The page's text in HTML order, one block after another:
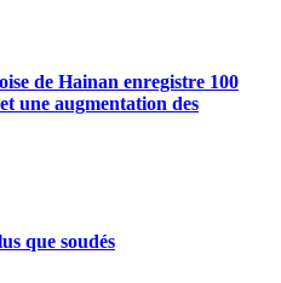
de Hainan enregistre 100
une augmentation des
que soudés